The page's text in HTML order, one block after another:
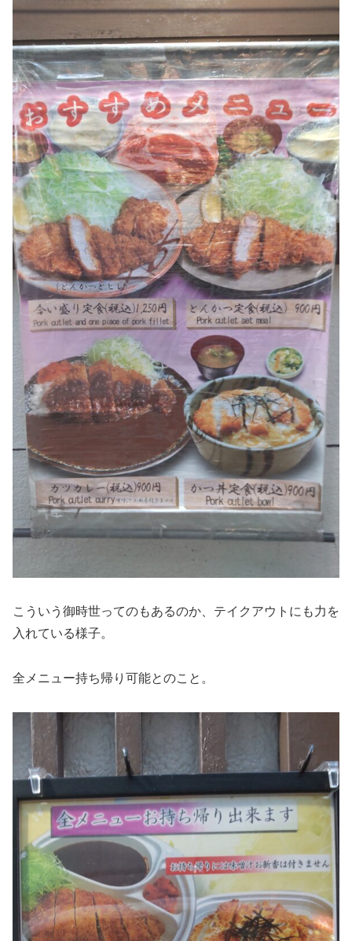
こういう御時世ってのもあるのか、テイクアウトにも力を
入れている様子。
全メニュー持ち帰り可能とのこと。